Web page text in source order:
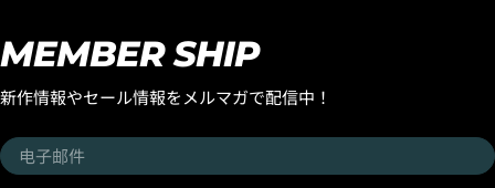
MEMBER SHIP
新作情報やセール情報をメルマガで配信中！
电
子